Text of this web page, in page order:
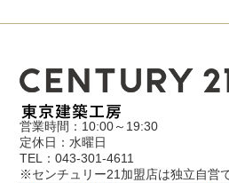
営業時間：10:00～19:30
定休日：水曜日
TEL：043-301-4611
※センチュリー21加盟店は独立自営で